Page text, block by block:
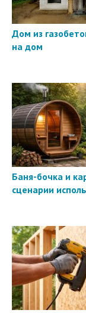
Дом из
на дом
Баня-бочка и
сценарии